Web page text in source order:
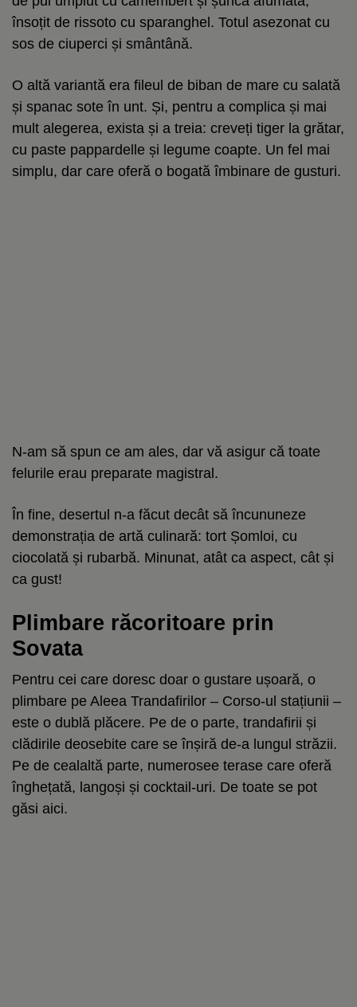
însoțit de rissoto cu sparanghel. Totul asezonat cu
sos de ciuperci și smântână.
O altă variantă era fileul de biban de mare cu salată
și spanac sote în unt. Și, pentru a complica și mai
mult alegerea, exista și a treia: creveți tiger la grătar,
cu paste pappardelle și legume coapte. Un fel mai
simplu, dar care oferă o bogată îmbinare de gusturi.
N-am să spun ce am ales, dar vă asigur că toate
felurile erau preparate magistral.
În fine, desertul n-a făcut decât să încununeze
demonstrația de artă culinară: tort Șomloi, cu
ciocolată și rubarbă. Minunat, atât ca aspect, cât și
ca gust!
Plimbare răcoritoare prin
Sovata
Pentru cei care doresc doar o gustare ușoară, o
plimbare pe Aleea Trandafirilor – Corso-ul stațiunii –
este o dublă plăcere. Pe de o parte, trandafirii și
clădirile deosebite care se înșiră de-a lungul străzii.
Pe de cealaltă parte, numerosee terase care oferă
înghețată, langoși și cocktail-uri. De toate se pot
găsi aici.